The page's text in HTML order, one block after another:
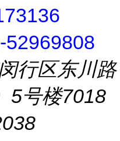
52969808
行区东川路
5号楼7018